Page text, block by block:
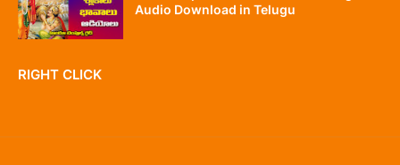
Audio Download in Telugu
RIGHT CLICK